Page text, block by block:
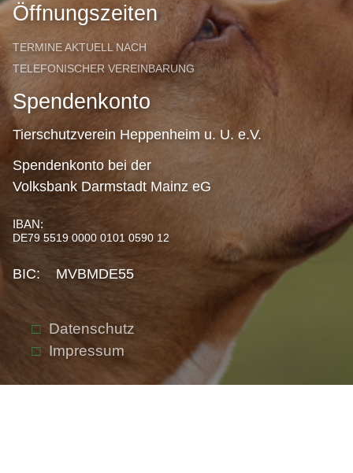
Öffnungszeiten
TERMINE AKTUELL NACH
TELEFONISCHER VEREINBARUNG
Spendenkonto
Tierschutzverein Heppenheim u. U. e.V.
Spendenkonto bei der
Volksbank Darmstadt Mainz eG
IBAN:
DE79 5519 0000 0101 0590 12
BIC: MVBMDE55
Datenschutz
Impressum